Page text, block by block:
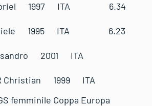
Gabriel 1997 ITA 6.34
Daniele 1995 ITA 6.23
Alessandro 2001 ITA
Christian 1999 ITA
femminile Coppa Europa